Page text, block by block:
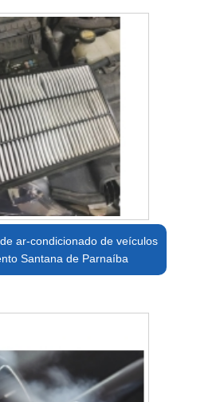
ar-condicionado de veículos
Santana de Parnaíba